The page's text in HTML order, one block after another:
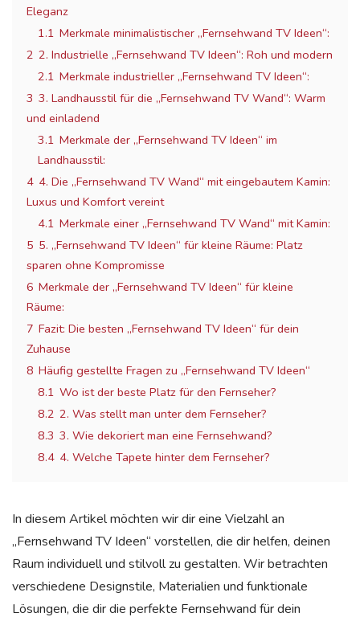
Eleganz
1.1 Merkmale minimalistischer „Fernsehwand TV Ideen“:
2 2. Industrielle „Fernsehwand TV Ideen“: Roh und modern
2.1 Merkmale industrieller „Fernsehwand TV Ideen“:
3 3. Landhausstil für die „Fernsehwand TV Wand“: Warm
und einladend
3.1 Merkmale der „Fernsehwand TV Ideen“ im
Landhausstil:
4 4. Die „Fernsehwand TV Wand“ mit eingebautem Kamin:
Luxus und Komfort vereint
4.1 Merkmale einer „Fernsehwand TV Wand“ mit Kamin:
5 5. „Fernsehwand TV Ideen“ für kleine Räume: Platz
sparen ohne Kompromisse
6 Merkmale der „Fernsehwand TV Ideen“ für kleine
Räume:
7 Fazit: Die besten „Fernsehwand TV Ideen“ für dein
Zuhause
8 Häufig gestellte Fragen zu „Fernsehwand TV Ideen“
8.1 Wo ist der beste Platz für den Fernseher?
8.2 2. Was stellt man unter dem Fernseher?
8.3 3. Wie dekoriert man eine Fernsehwand?
8.4 4. Welche Tapete hinter dem Fernseher?
In diesem Artikel möchten wir dir eine Vielzahl an
„Fernsehwand TV Ideen“ vorstellen, die dir helfen, deinen
Raum individuell und stilvoll zu gestalten. Wir betrachten
verschiedene Designstile, Materialien und funktionale
Lösungen, die dir die perfekte Fernsehwand für dein